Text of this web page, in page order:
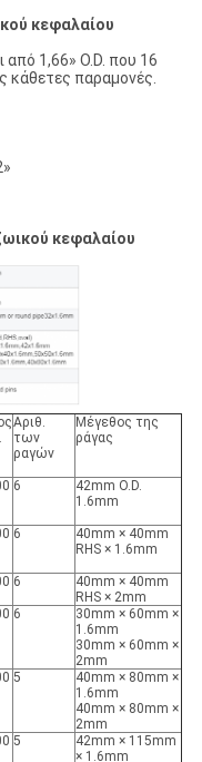
κεφαλαίου
1,66» O.D. που 16
κάθετες παραμονές.
κεφαλαίου
Αριθ.
των
ραγών
Μέγεθος της
ράγας
6
42mm O.D.
1.6mm
6
40mm × 40mm
RHS × 1.6mm
6
40mm × 40mm
RHS × 2mm
6
30mm × 60mm ×
1.6mm
30mm × 60mm ×
2mm
5
40mm × 80mm ×
1.6mm
40mm × 80mm ×
2mm
5
42mm × 115mm
× 1.6mm